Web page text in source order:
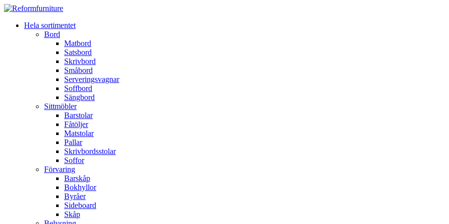
Hela sortimentet
Bord
Matbord
Satsbord
Skrivbord
Småbord
Serveringsvagnar
Soffbord
Sängbord
Sittmöbler
Barstolar
Fåtöljer
Matstolar
Pallar
Skrivbordsstolar
Soffor
Förvaring
Barskåp
Bokhyllor
Byråer
Sideboard
Skåp